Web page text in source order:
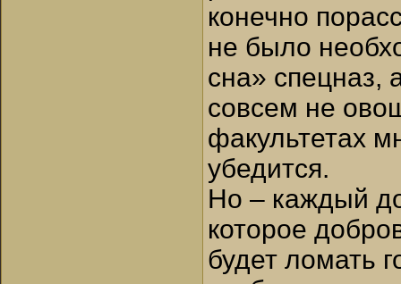
конечно
не было
сна» спецназ,
совсем не
факультетах
убедится.
Но – каждый
которое
будет ломать